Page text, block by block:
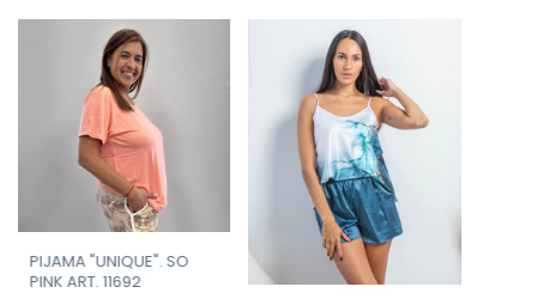
PIJAMA "UNIQUE". SO
PINK ART. 11692